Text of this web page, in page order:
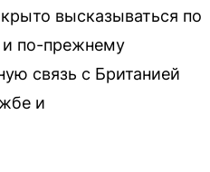
высказываться по
по-прежнему
связь с Британией
и